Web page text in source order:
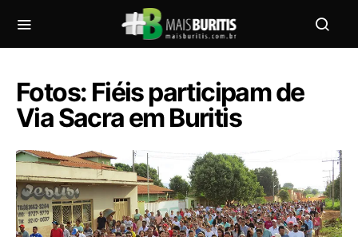
Fotos: Fiéis participam de
Via Sacra em Buritis